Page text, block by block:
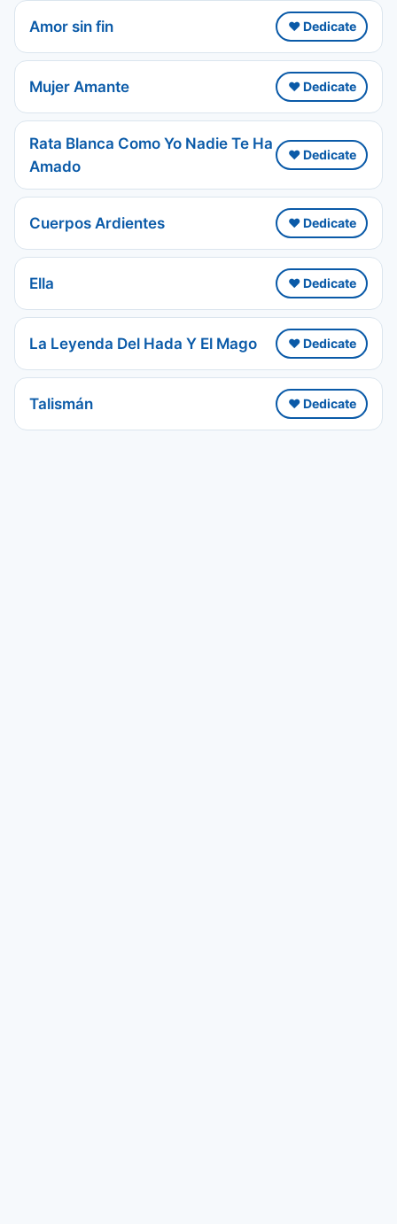
Amor sin fin ❤️ Dedicate
Mujer Amante ❤️ Dedicate
Rata Blanca Como Yo Nadie Te Ha
Amado
❤️ Dedicate
Cuerpos Ardientes ❤️ Dedicate
Ella ❤️ Dedicate
La Leyenda Del Hada Y El Mago ❤️ Dedicate
Talismán ❤️ Dedicate